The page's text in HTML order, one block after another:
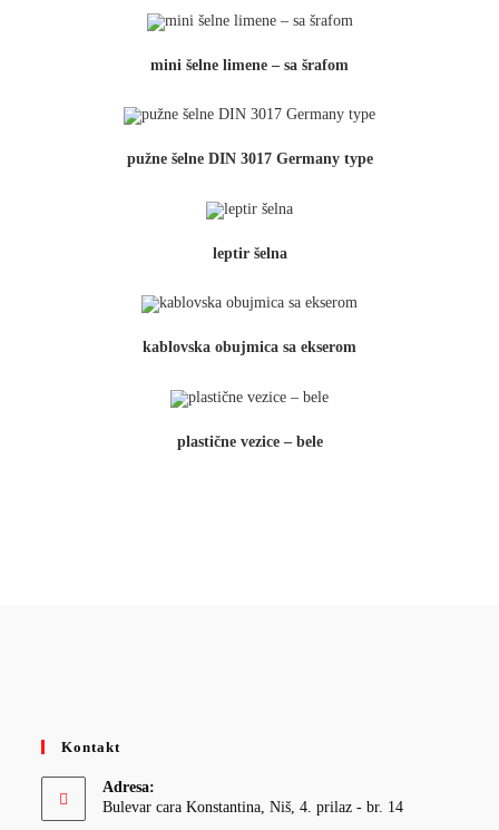
mini šelne limene – sa šrafom
pužne šelne DIN 3017 Germany type
leptir šelna
kablovska obujmica sa ekserom
plastične vezice – bele
Kontakt
Adresa:
Bulevar cara Konstantina, Niš, 4. prilaz - br. 14